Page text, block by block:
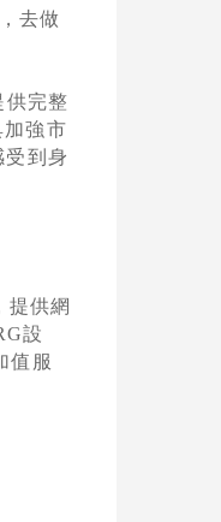
去做
供完整
強市
到身
提供網
設
值服